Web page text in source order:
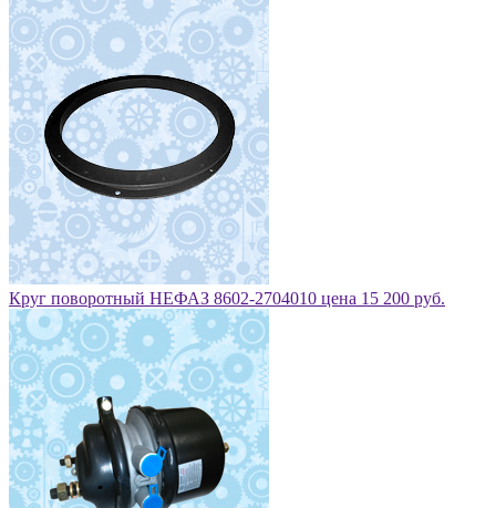
Круг поворотный НЕФАЗ 8602-2704010 цена 15 200 руб.